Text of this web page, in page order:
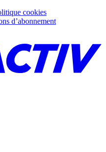
cookies
d’abonnement